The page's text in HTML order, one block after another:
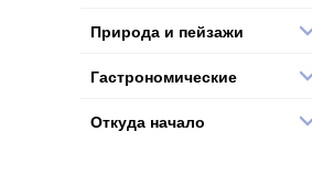
Природа и пейзажи
Гастрономические
Откуда начало